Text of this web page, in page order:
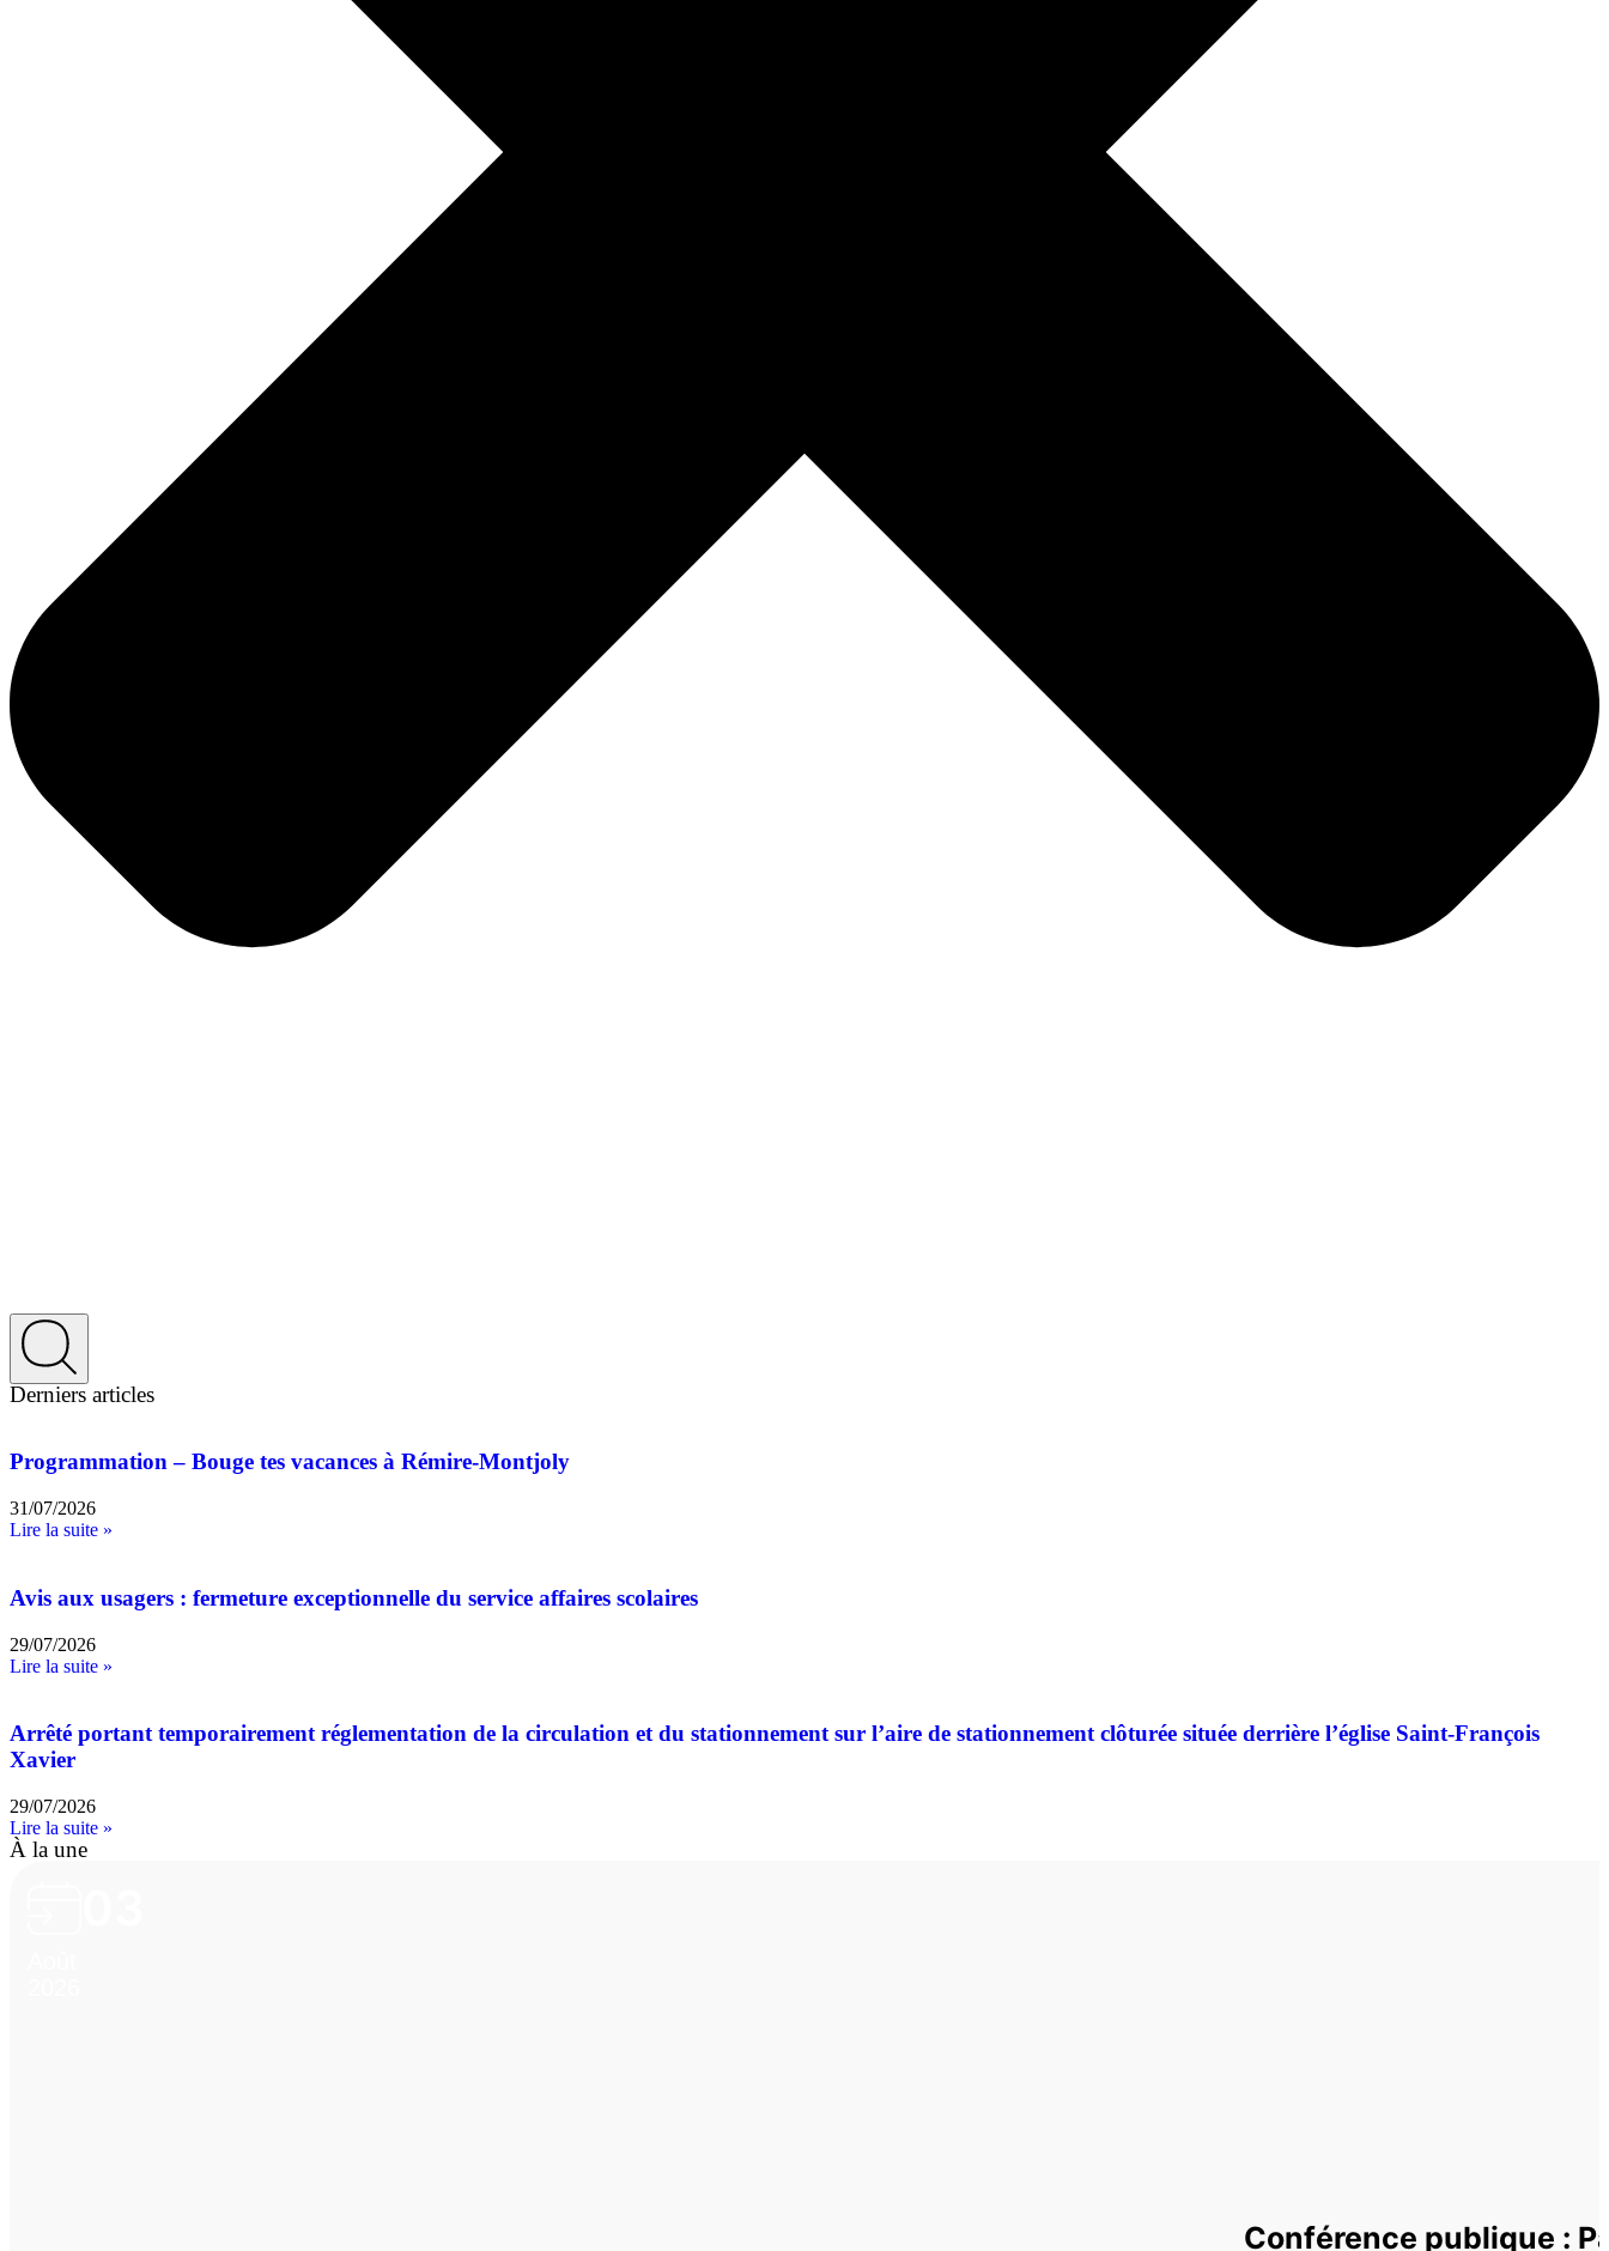
Derniers articles
Programmation – Bouge tes vacances à Rémire-Montjoly
31/07/2026
Lire la suite »
Avis aux usagers : fermeture exceptionnelle du service affaires scolaires
29/07/2026
Lire la suite »
Arrêté portant temporairement réglementation de la circulation et du stationnement sur l’aire de stationnement clôturée située derrière l’église Saint-François
Xavier
29/07/2026
Lire la suite »
À la une
Conférence publique :